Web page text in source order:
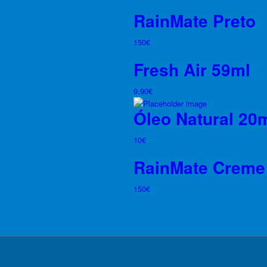
RainMate Preto
150€
Fresh Air 59ml
9.90€
Óleo Natural
10€
RainMate Creme
150€